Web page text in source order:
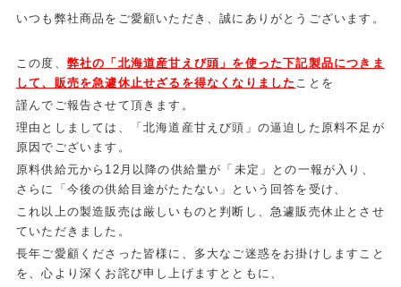
いつも弊社商品をご愛顧いただき、誠にありがとうございます。
この度、 弊社の「北海道産甘えび頭」を使った下記製品につきま
して、販売を急遽休止せざるを得なくなりました ことを
謹んでご報告させて頂きます。
理由としましては、「北海道産甘えび頭」の逼迫した原料不足が
原因でございます。
原料供給元から12月以降の供給量が「未定」との一報が入り、
さらに「今後の供給目途がたたない」という回答を受け、
これ以上の製造販売は厳しいものと判断し、急遽販売休止とさせ
ていただきました。
長年ご愛顧くださった皆様に、多大なご迷惑をお掛けしますこと
を、心より深くお詫び申し上げますとともに、